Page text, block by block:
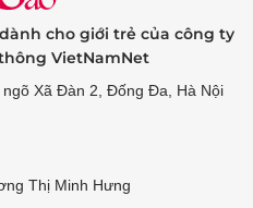
cho giới trẻ của công ty
VietNamNet
ngõ Xã Đàn 2, Đống Đa, Hà Nội
Thị Minh Hưng